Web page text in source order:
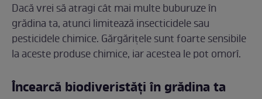
Dacă vrei să atragi cât mai multe buburuze în
grădina ta, atunci limitează insecticidele sau
pesticidele chimice. Gărgărițele sunt foarte sensibile
la aceste produse chimice, iar acestea le pot omorî.
Încearcă biodiveristăți în grădina ta